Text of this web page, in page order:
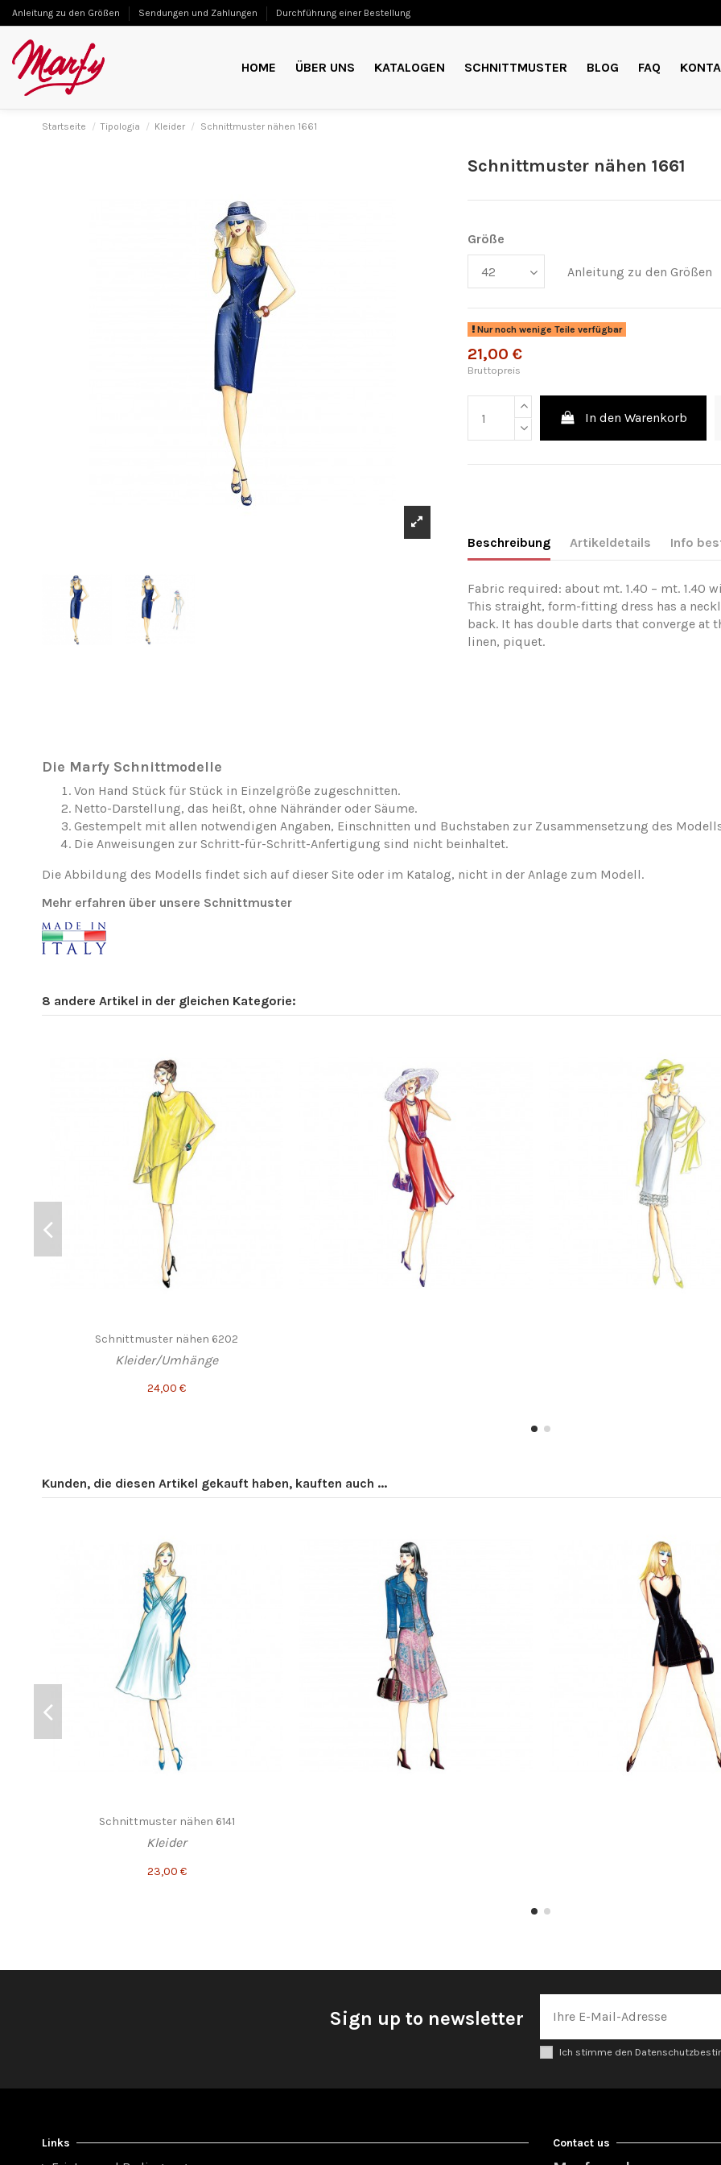
Anleitung zu den Größen Sendungen und Zahlungen Durchführung einer Bestellung
HOME ÜBER UNS KATALOGEN SCHNITTMUSTER BLOG FAQ
Startseite Tipologia Kleider Schnittmuster nähen 1661
Schnittmuster nähen 1661
Größe
Anleitung zu den Größen
Nur noch wenige Teile verfügbar
21,00 €
Bruttopreis
In den Warenkorb
Beschreibung Artikeldetails Info
Fabric required: about mt. 1.40 – mt. 1.40
This straight, form-fitting dress has a
back. It has double darts that converge at
linen, piquet.
Die Marfy Schnittmodelle
Von Hand Stück für Stück in Einzelgröße zugeschnitten.
Netto-Darstellung, das heißt, ohne Nähränder oder Säume.
Gestempelt mit allen notwendigen Angaben, Einschnitten und Buchstaben zur Zusammensetzung des
Die Anweisungen zur Schritt-für-Schritt-Anfertigung sind nicht beinhaltet.
Die Abbildung des Modells findet sich auf dieser Site oder im Katalog, nicht in der Anlage zum Modell.
Mehr erfahren über unsere Schnittmuster
8 andere Artikel in der gleichen Kategorie:
Schnittmuster nähen 6202
Kleider/Umhänge
24,00 €
Kunden, die diesen Artikel gekauft haben, kauften auch ...
Schnittmuster nähen 6141
Kleider
23,00 €
Sign up to newsletter
Ich stimme den
Links Contact us